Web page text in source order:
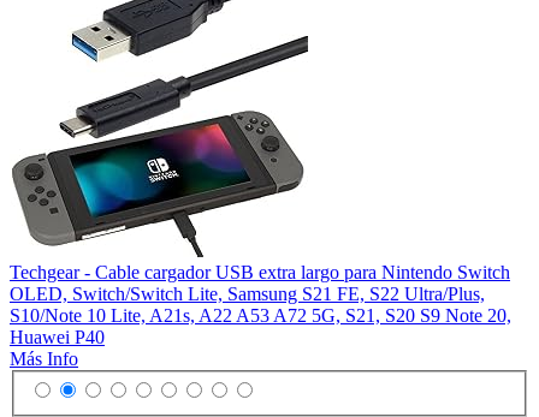
Techgear - Cable cargador USB extra largo para Nintendo Switch
OLED, Switch/Switch Lite, Samsung S21 FE, S22 Ultra/Plus,
S10/Note 10 Lite, A21s, A22 A53 A72 5G, S21, S20 S9 Note 20,
Huawei P40
Más Info